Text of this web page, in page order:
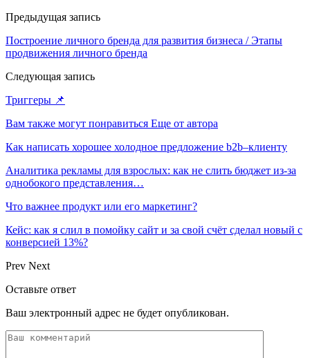
Предыдущая запись
Построение личного бренда для развития бизнеса / Этапы
продвижения личного бренда
Следующая запись
Триггеры 📌
Вам также могут понравиться Еще от автора
Как написать хорошее холодное предложение b2b–клиенту
Аналитика рекламы для взрослых: как не слить бюджет из-за
однобокого представления…
Что важнее продукт или его маркетинг?
Кейс: как я слил в помойку сайт и за свой счёт сделал новый с
конверсией 13%?
Prev Next
Оставьте ответ
Ваш электронный адрес не будет опубликован.